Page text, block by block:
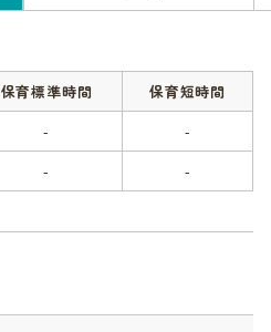
保育標準時間
保育短時間
-
-
- -